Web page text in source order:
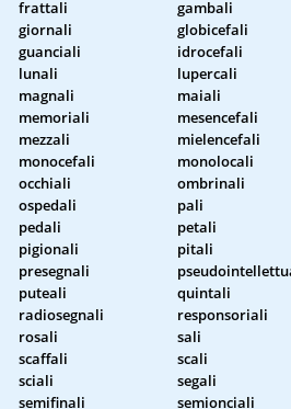
frattali
gambali
giornali
globicefali
guanciali
idrocefali
lunali
lupercali
magnali
maiali
memoriali
mesencefali
mezzali
mielencefali
monocefali
monolocali
occhiali
ombrinali
ospedali
pali
pedali
petali
pigionali
pitali
presegnali
puteali
quintali
radiosegnali
responsoriali
rosali
sali
scaffali
scali
sciali
segali
semifinali
semionciali